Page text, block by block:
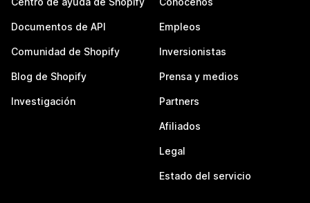
Documentos de API
Comunidad de Shopify
Blog de Shopify
Investigación
Empleos
Inversionistas
Prensa y medios
Partners
Afiliados
Legal
Estado del servicio